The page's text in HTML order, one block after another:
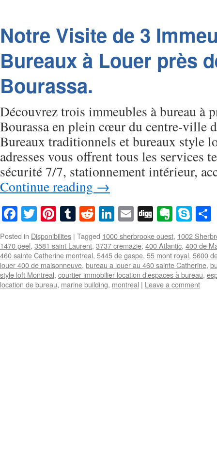
Notre Visite de 3
Bureaux à Louer près
Bourassa.
Découvrez trois immeubles à bureau à
Bourassa en plein cœur du centre-ville
Bureaux traditionnels et bureaux style
adresses vous offrent tous les services
sécurité 7/7, stationnement intérieur,
Continue reading →
Facebook
TwitterPinterest
Tumblr
RedditLinkedIn
EmailDigg
Posted in Disponibilites | Tagged 1000 sherbrooke ouest, 1002
1470 peel, 3581 saint Laurent, 3737 cremazie, 400 Atlantic, 400 de
460 sainte Catherine montreal, 5445 de gaspe, 55 mont royal, 5600
louer 400 de maisonneuve, bureau a louer au 460 sainte Catherine,
style loft Montreal, courtier immobilier location d'espaces à bureau,
location de bureau, marine building, montreal | Leave a comment